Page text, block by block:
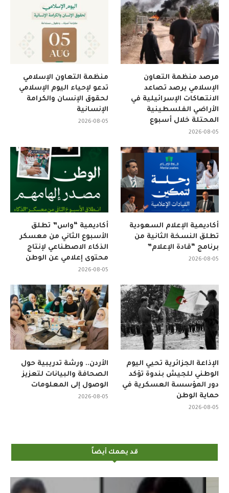
منظمة التعاون الإسلامي
تدعو لإحياء اليوم الإسلامي
لحقوق الإنسان والكرامة
الإنسانية
2026-08-05
مرصد منظمة التعاون
الإسلامي يرصد تصاعد
الانتهاكات الإسرائيلية في
الأراضي الفلسطينية
المحتلة خلال أسبوع
2026-08-05
أكاديمية “واس” تطلق
الأسبوع الثاني من معسكر
الذكاء الاصطناعي لإنتاج
محتوى إعلامي عن الوطن
2026-08-05
أكاديمية الإعلام السعودية
تطلق النسخة الثانية من
برنامج “قادة الإعلام”
2026-08-05
الأردن.. ورشة تدريبية حول
الصحافة والبيانات لتعزيز
الوصول إلى المعلومات
2026-08-05
الإذاعة الجزائرية تحيي اليوم
الوطني للجيش بندوة تؤكد
دور المؤسسة العسكرية في
حماية الوطن
2026-08-05
قد يهمك أيضاً